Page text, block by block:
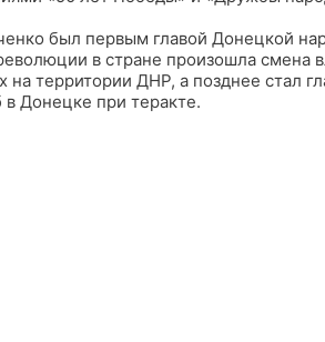
был первым главой Донецкой
в стране произошла смена
на территории ДНР, а позднее стал
Донецке при теракте.